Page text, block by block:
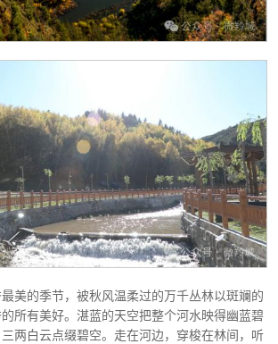
美的季节，被秋风温柔过的万千丛林以斑斓的
所有美好。湛蓝的天空把整个河水映得幽蓝碧
两白云点缀碧空。走在河边，穿梭在林间，听